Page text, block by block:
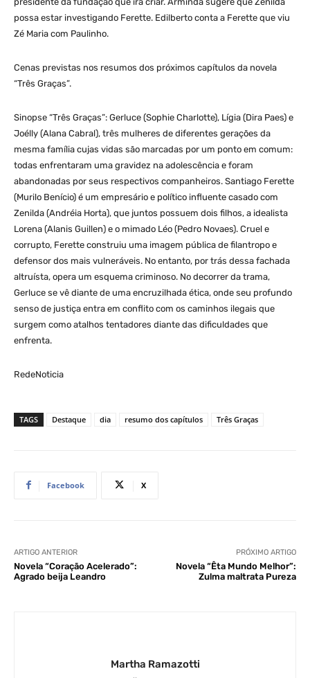
possa estar investigando Ferette. Edilberto conta a Ferette que viu
Zé Maria com Paulinho.
Cenas previstas nos resumos dos próximos capítulos da novela
“Três Graças”.
Sinopse “Três Graças”: Gerluce (Sophie Charlotte), Lígia (Dira Paes) e
Joélly (Alana Cabral), três mulheres de diferentes gerações da
mesma família cujas vidas são marcadas por um ponto em comum:
todas enfrentaram uma gravidez na adolescência e foram
abandonadas por seus respectivos companheiros. Santiago Ferette
(Murilo Benício) é um empresário e político influente casado com
Zenilda (Andréia Horta), que juntos possuem dois filhos, a idealista
Lorena (Alanis Guillen) e o mimado Léo (Pedro Novaes). Cruel e
corrupto, Ferette construiu uma imagem pública de filantropo e
defensor dos mais vulneráveis. No entanto, por trás dessa fachada
altruísta, opera um esquema criminoso. No decorrer da trama,
Gerluce se vê diante de uma encruzilhada ética, onde seu profundo
senso de justiça entra em conflito com os caminhos ilegais que
surgem como atalhos tentadores diante das dificuldades que
enfrenta.
RedeNoticia
TAGS Destaque dia resumo dos capítulos Três Graças
Facebook X
ARTIGO ANTERIOR
Novela “Coração Acelerado”:
Agrado beija Leandro
PRÓXIMO ARTIGO
Novela “Êta Mundo Melhor”:
Zulma maltrata Pureza
Martha Ramazotti